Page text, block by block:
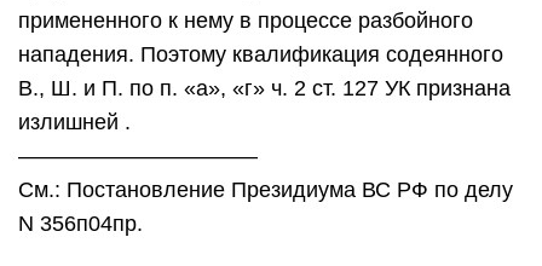
примененного к нему в процессе разбойного
нападения. Поэтому квалификация содеянного
В., Ш. и П. по п. «а», «г» ч. 2 ст. 127 УК признана
излишней .
———————————
См.: Постановление Президиума ВС РФ по делу
N 356п04пр.